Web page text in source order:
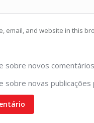
email, and website in this
sobre novos
sobre novas publicações